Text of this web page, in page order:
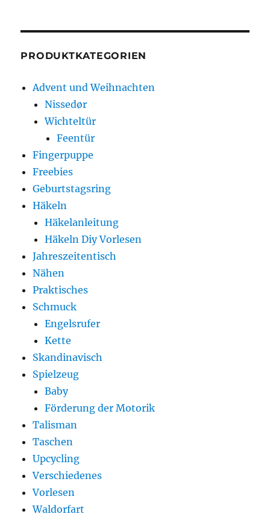
PRODUKTKATEGORIEN
Advent und Weihnachten
Nissedør
Wichteltür
Feentür
Fingerpuppe
Freebies
Geburtstagsring
Häkeln
Häkelanleitung
Häkeln Diy Vorlesen
Jahreszeitentisch
Nähen
Praktisches
Schmuck
Engelsrufer
Kette
Skandinavisch
Spielzeug
Baby
Förderung der Motorik
Talisman
Taschen
Upcycling
Verschiedenes
Vorlesen
Waldorfart